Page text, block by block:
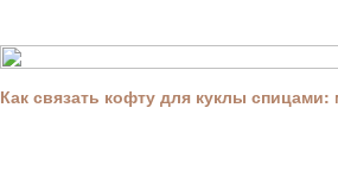
Как связать кофту для куклы спицами: